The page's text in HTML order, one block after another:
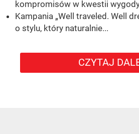
kompromisów w kwestii
Kampania „Well traveled. Well
o stylu, który naturalnie...
CZYTAJ